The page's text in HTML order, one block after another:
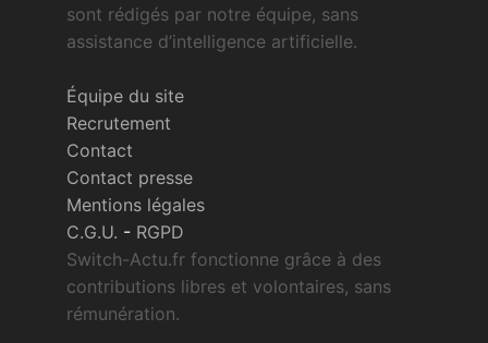
sont rédigés par notre équipe, sans
assistance d’intelligence artificielle.
Équipe du site
Recrutement
Contact
Contact presse
Mentions légales
C.G.U. - RGPD
Switch-Actu.fr fonctionne grâce à des
contributions libres et volontaires, sans
rémunération.